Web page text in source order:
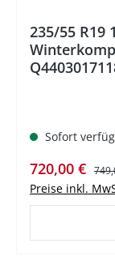
235/55 R19
Sofort
720,00 €
Preise inkl.